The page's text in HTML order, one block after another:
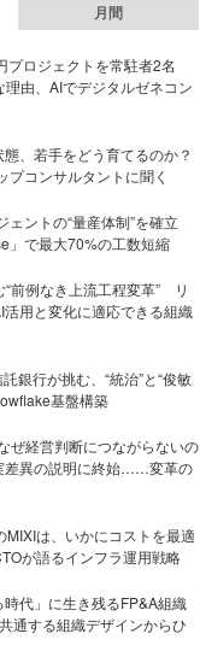
月間
プロジェクトを常駐者2名
由、AIでデジタルゼネコン
、若手をどう育てるのか？
プコンサルタントに聞く
ェントの“量産体制”を確立
」で最大70%の工数短縮
前例なき上流工程変革” リ
用と変化に適応できる組織
銀行が挑む、“統治”と“俊敏
基盤構築
ぜ経営判断につながらないの
異の説明に終始……変革の
MIXIは、いかにコストを最適
が語るインフラ運用戦略
時代」に生き残るFP&A組織
通する組織デザインからひ